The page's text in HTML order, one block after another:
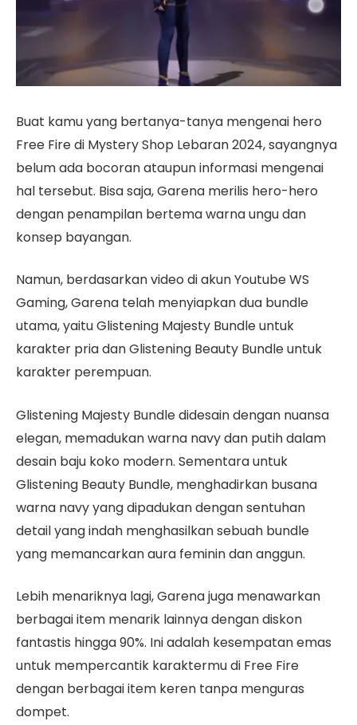
Buat kamu yang bertanya-tanya mengenai hero
Free Fire di Mystery Shop Lebaran 2024, sayangnya
belum ada bocoran ataupun informasi mengenai
hal tersebut. Bisa saja, Garena merilis hero-hero
dengan penampilan bertema warna ungu dan
konsep bayangan.
Namun, berdasarkan video di akun Youtube WS
Gaming, Garena telah menyiapkan dua bundle
utama, yaitu Glistening Majesty Bundle untuk
karakter pria dan Glistening Beauty Bundle untuk
karakter perempuan.
Glistening Majesty Bundle didesain dengan nuansa
elegan, memadukan warna navy dan putih dalam
desain baju koko modern. Sementara untuk
Glistening Beauty Bundle, menghadirkan busana
warna navy yang dipadukan dengan sentuhan
detail yang indah menghasilkan sebuah bundle
yang memancarkan aura feminin dan anggun.
Lebih menariknya lagi, Garena juga menawarkan
berbagai item menarik lainnya dengan diskon
fantastis hingga 90%. Ini adalah kesempatan emas
untuk mempercantik karaktermu di Free Fire
dengan berbagai item keren tanpa menguras
dompet.